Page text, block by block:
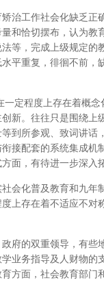
治工作社会化缺乏正
和恰切摆布，认为教
等，完成上级规定
平重复，徘徊不前，
定程度上存在着概
新。往往只是围绕
到所参观、致词讲话
接配套的系统集成
面，有待进一步深入
会化普及教育和九
上存在着不适应不对
府的双重领导，有些
业务指导及人财物的
方面，社会教育部门